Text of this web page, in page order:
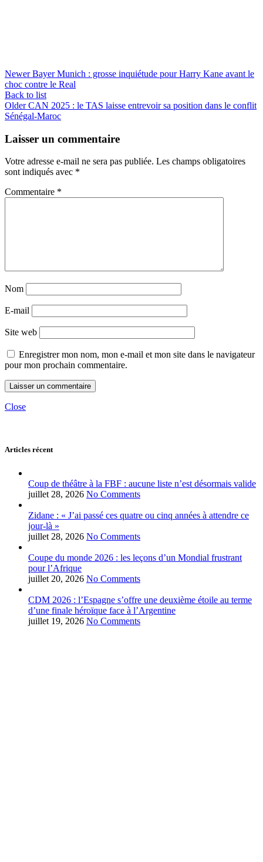
Newer Bayer Munich : grosse inquiétude pour Harry Kane avant le
choc contre le Real
Back to list
Older CAN 2025 : le TAS laisse entrevoir sa position dans le conflit
Sénégal-Maroc
Laisser un commentaire
Votre adresse e-mail ne sera pas publiée. Les champs obligatoires
sont indiqués avec *
Commentaire *
Nom
E-mail
Site web
Enregistrer mon nom, mon e-mail et mon site dans le navigateur
pour mon prochain commentaire.
Close
Articles récent
Coup de théâtre à la FBF : aucune liste n’est désormais valide
juillet 28, 2026 No Comments
Zidane : « J’ai passé ces quatre ou cinq années à attendre ce
jour-là »
juillet 28, 2026 No Comments
Coupe du monde 2026 : les leçons d’un Mondial frustrant
pour l’Afrique
juillet 20, 2026 No Comments
CDM 2026 : l’Espagne s’offre une deuxième étoile au terme
d’une finale héroïque face à l’Argentine
juillet 19, 2026 No Comments